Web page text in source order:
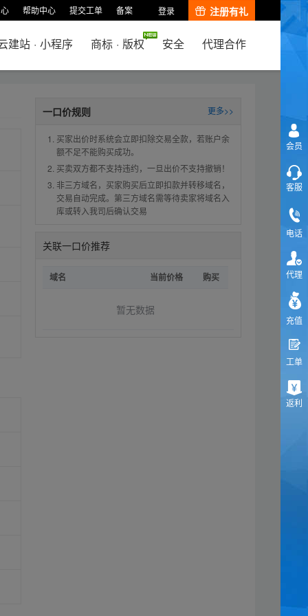
帮助中心 提交工单 备案 登录 注册有礼
建站 · 小程序 商标 · 版权 安全 代理合作
一口价规则 更多>>
买家出价时系统会立即扣除交易全款，若账户余
额不足不能购买成功。
买卖双方都不支持违约，一旦出价不支持撤销！
非三方域名，买家购买后立即扣款并转移域名，
交易自动完成。第三方域名需等待卖家将域名入
库或转入我司后确认交易
关联一口价推荐
域名 当前价格 购买
暂无数据
会员
客服
电话
代理
充值
工单
返利